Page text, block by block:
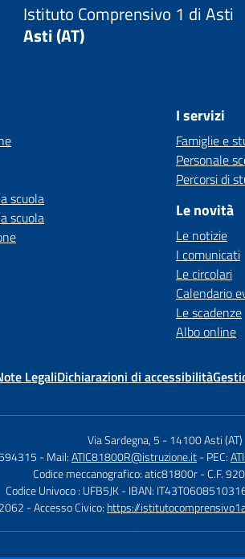
Istituto Comprensivo 1 di Asti
Asti (AT)
scuola
scuola
I servizi
Famiglie e
Personale
Percorsi di
Le novità
Le notizie
I comunicati
Le circolari
Calendario
Le scadenze
Albo online
LegaliDichiarazioni di accessibilità
Via Sardegna, 5 -14100 Asti (AT)
- Mail:ATIC81800R@istruzione.it- PEC:
Codice meccanografico: atic81800r- C.F.
Codice Univoco : UFB5JK - IBAN:
- Accesso Civico: https://